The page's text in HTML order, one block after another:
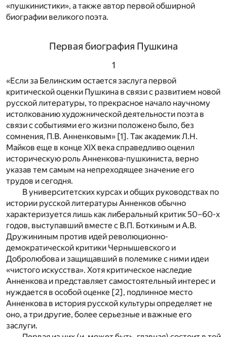
«пушкинистики», а также автор первой обширной
биографии великого поэта.
Первая биография Пушкина
1
«Если за Белинским остается заслуга первой
критической оценки Пушкина в связи с развитием новой
русской литературы, то прекрасное начало научному
истолкованию художнической деятельности поэта в
связи с событиями его жизни положено было, без
сомнения, П.В. Анненковым» [1] . Так академик Л.Н.
Майков еще в конце XIX века справедливо оценил
историческую роль Анненкова-пушкиниста, верно
указав тем самым на непреходящее значение его
трудов и сегодня.
В университетских курсах и общих руководствах по
истории русской литературы Анненков обычно
характеризуется лишь как либеральный критик 50–60-х
годов, выступавший вместе с В.П. Боткиным и А.В.
Дружининым против идей революционно-
демократической критики Чернышевского и
Добролюбова и защищавший в полемике с ними идеи
«чистого искусства». Хотя критическое наследие
Анненкова и представляет самостоятельный интерес и
нуждается в особой оценке [2] , подлинное место
Анненкова в история русской культуры определяет не
оно, а три другие, более серьезные и важные его
заслуги.